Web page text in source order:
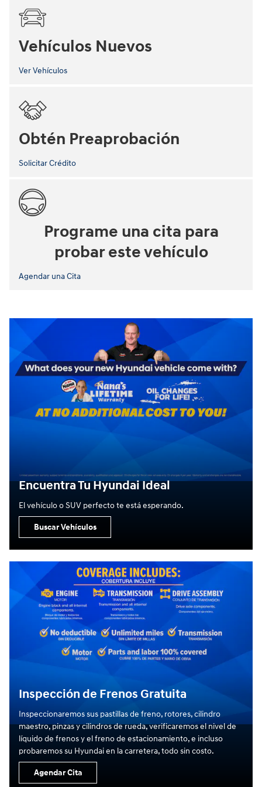
Vehículos Nuevos
Ver Vehículos
Obtén Preaprobación
Solicitar Crédito
Programe una cita para
probar este vehículo
Agendar una Cita
Encuentra Tu Hyundai Ideal
El vehículo o SUV perfecto te está esperando.
Buscar Vehículos
Inspección de Frenos Gratuita
Inspeccionaremos sus pastillas de freno, rotores, cilindro
maestro, pinzas y cilindros de rueda, verificaremos el nivel de
líquido de frenos y el freno de estacionamiento, e incluso
probaremos su Hyundai en la carretera, todo sin costo.
Agendar Cita